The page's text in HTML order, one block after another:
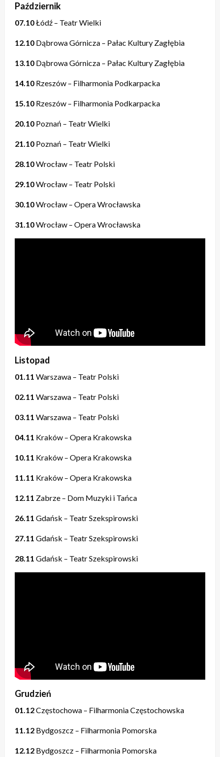
Październik
07.10Łódź – Teatr Wielki
12.10 Dąbrowa Górnicza – Pałac Kultury Zagłębia
13.10 Dąbrowa Górnicza – Pałac Kultury Zagłębia
14.10 Rzeszów – Filharmonia Podkarpacka
15.10 Rzeszów – Filharmonia Podkarpacka
20.10 Poznań – Teatr Wielki
21.10 Poznań – Teatr Wielki
28.10Wrocław – Teatr Polski
29.10Wrocław – Teatr Polski
30.10Wrocław – Opera Wrocławska
31.10Wrocław – Opera Wrocławska
Listopad
01.11 Warszawa – Teatr Polski
02.11 Warszawa – Teatr Polski
03.11 Warszawa – Teatr Polski
04.11 Kraków – Opera Krakowska
10.11 Kraków – Opera Krakowska
11.11 Kraków – Opera Krakowska
12.11 Zabrze – Dom Muzyki i Tańca
26.11 Gdańsk – Teatr Szekspirowski
27.11 Gdańsk – Teatr Szekspirowski
28.11 Gdańsk – Teatr Szekspirowski
Grudzień
01.12Częstochowa – Filharmonia Częstochowska
11.12 Bydgoszcz – Filharmonia Pomorska
12.12 Bydgoszcz – Filharmonia Pomorska